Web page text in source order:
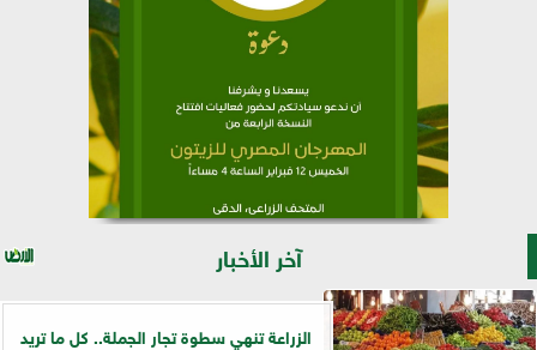
آخر الأخبار
الزراعة تنهي سطوة تجار الجملة.. كل ما تريد